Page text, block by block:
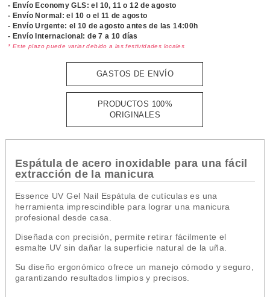
- Envío Economy GLS: el 10, 11 o 12 de agosto
- Envío Normal: el 10 o el 11 de agosto
- Envío Urgente: el10 de agosto antes de las 14:00h
- Envío Internacional: de 7 a 10 días
* Este plazo puede variar debido a las festividades locales
GASTOS DE ENVÍO
PRODUCTOS 100%
ORIGINALES
Espátula de acero inoxidable para una fácil
extracción de la manicura
Essence UV Gel Nail Espátula de cutículas es una
herramienta imprescindible para lograr una manicura
profesional desde casa.
Diseñada con precisión, permite retirar fácilmente el
esmalte UV sin dañar la superficie natural de la uña.
Su diseño ergonómico ofrece un manejo cómodo y seguro,
garantizando resultados limpios y precisos.